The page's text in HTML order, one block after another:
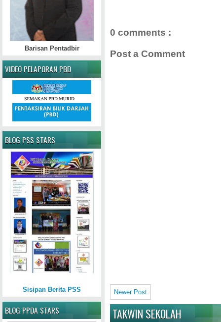
0 comments :
Post a Comment
Newer Post
TAKWIN SEKOLAH
Barisan Pentadbir
VIDEO PELAPORAN PBD
BLOG PSS STARS
Sisipan Berita PSS
BLOG PPDA STARS